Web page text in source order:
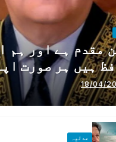
مقدم ہے اور ہم
ہیں ہر صورت
داری ادا کرینگے
پاکستان
18/04/
عدلیہ